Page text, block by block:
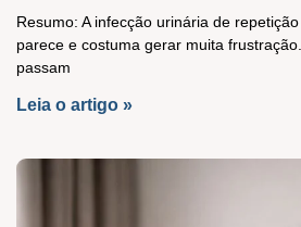
Resumo: A infecção urinária de
parece e costuma gerar muita
passam
Leia o artigo »